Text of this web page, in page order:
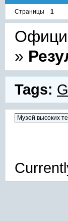
Страницы 1
»
Tags: